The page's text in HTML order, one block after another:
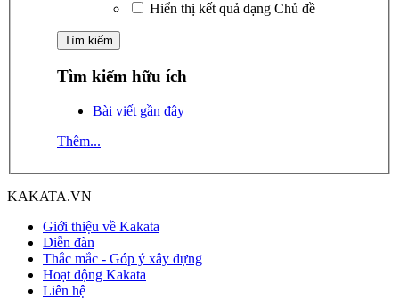
Hiển thị kết quả dạng Chủ đề
Tìm kiếm hữu ích
Bài viết gần đây
Thêm...
KAKATA.VN
Giới thiệu về Kakata
Diễn đàn
Thắc mắc - Góp ý xây dựng
Hoạt động Kakata
Liên hệ